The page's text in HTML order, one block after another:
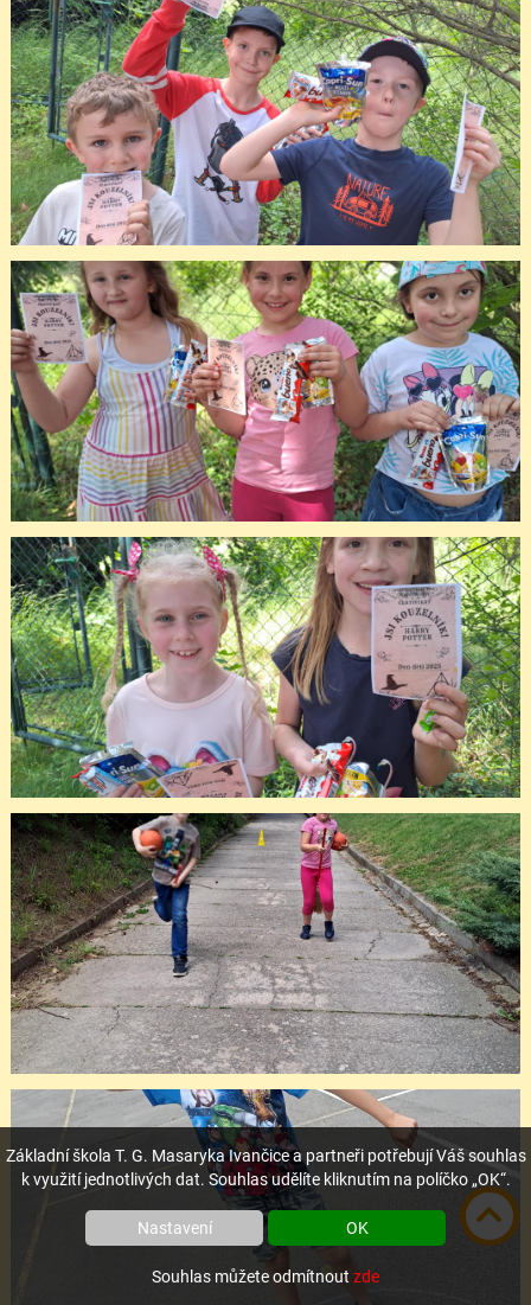
Základní škola T. G. Masaryka Ivančice a partneři potřebují Váš souhlas
k využití jednotlivých dat. Souhlas udělíte kliknutím na políčko „OK“.
Nastavení OK
Souhlas můžete odmítnout zde